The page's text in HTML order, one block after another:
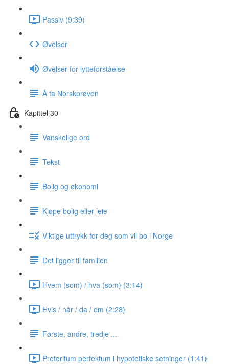
Passiv (9:39)
Øvelser
Øvelser for lytteforståelse
Å ta Norskprøven
Kapittel 30
Vanskelige ord
Tekst
Bolig og økonomi
Kjøpe bolig eller leie
Viktige uttrykk for deg som vil bo i Norge
Det ligger til familien
Hvem (som) / hva (som) (3:14)
Hvis / når / da / om (2:28)
Første, andre, tredje ...
Preteritum perfektum i hypotetiske setninger (1:41)